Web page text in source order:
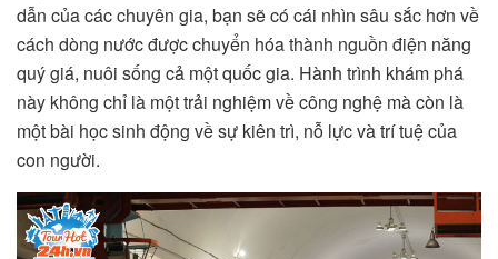
dẫn của các chuyên gia, bạn sẽ có cái nhìn sâu sắc hơn về
cách dòng nước được chuyển hóa thành nguồn điện năng
quý giá, nuôi sống cả một quốc gia. Hành trình khám phá
này không chỉ là một trải nghiệm về công nghệ mà còn là
một bài học sinh động về sự kiên trì, nỗ lực và trí tuệ của
con người.